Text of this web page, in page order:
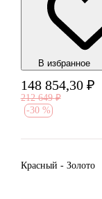
В избранноe
148 854,30 ₽
212 649 ₽
-30 %
Красный - Золото